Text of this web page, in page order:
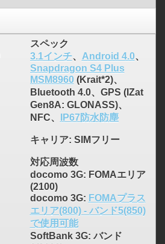
スペック
3.1インチ、 Android 4.0、
Snapdragon S4 Plus
MSM8960(Krait*2)、
Bluetooth 4.0、GPS (IZat
Gen8A: GLONASS)、
NFC、
IP67防水防塵
キャリア: SIMフリー
対応周波数
docomo 3G: FOMAエリア
(2100)
docomo 3G: FOMAプラス
エリア(800) - バンド5(850)
で使用可能
SoftBank 3G: バンド